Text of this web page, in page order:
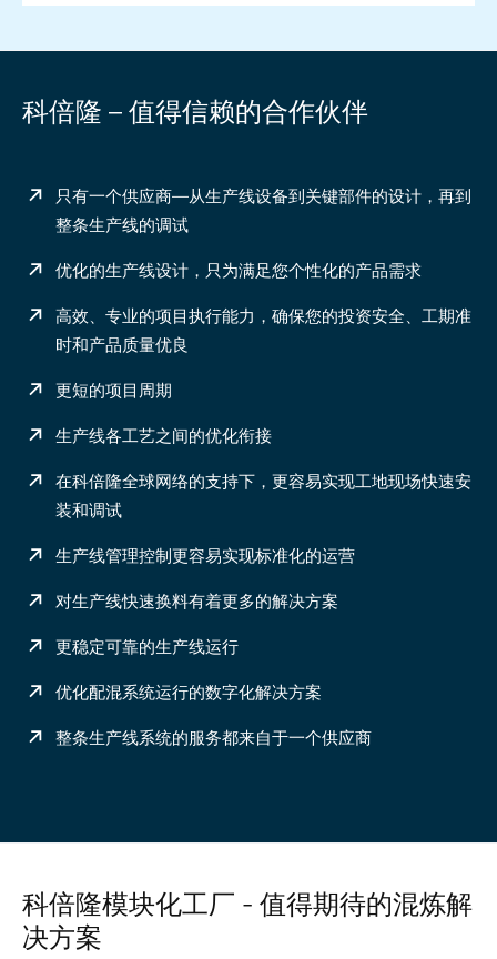
科倍隆 – 值得信赖的合作伙伴
只有一个供应商—从生产线设备到关键部件的设计，再到
整条生产线的调试
优化的生产线设计，只为满足您个性化的产品需求
高效、专业的项目执行能力，确保您的投资安全、工期准
时和产品质量优良
更短的项目周期
生产线各工艺之间的优化衔接
在科倍隆全球网络的支持下，更容易实现工地现场快速安
装和调试
生产线管理控制更容易实现标准化的运营
对生产线快速换料有着更多的解决方案
更稳定可靠的生产线运行
优化配混系统运行的数字化解决方案
整条生产线系统的服务都来自于一个供应商
科倍隆模块化工厂 - 值得期待的混炼解
决方案